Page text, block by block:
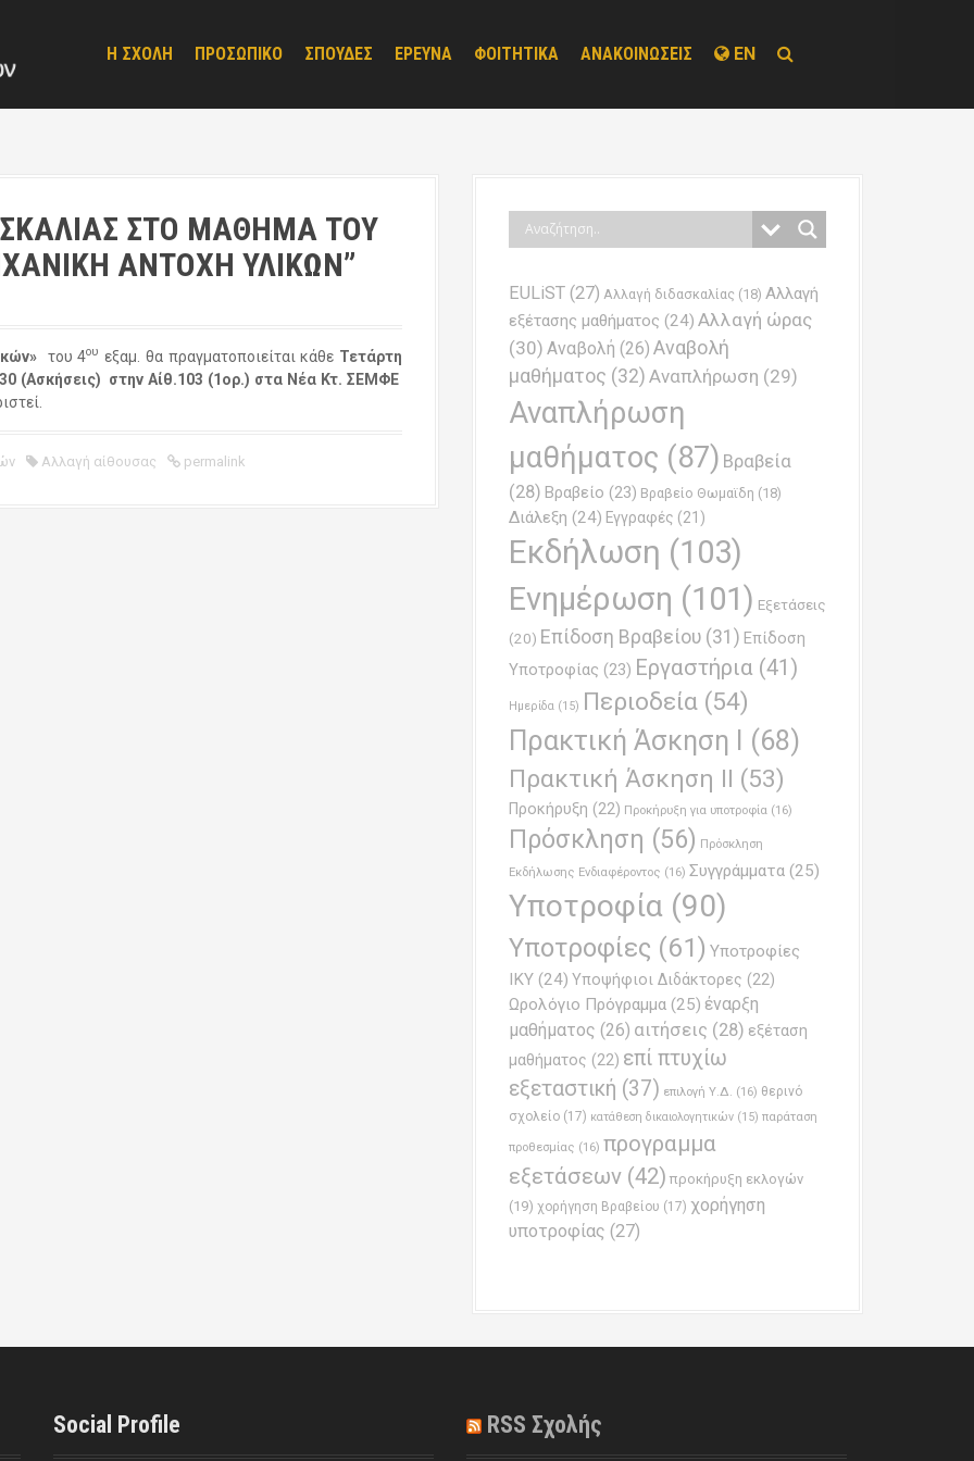
Η ΣΧΟΛΗ ΠΡΟΣΩΠΙΚΟ ΣΠΟΥΔΕΣ ΕΡΕΥΝΑ ΦΟΙΤΗΤΙΚΑ ΑΝΑΚΟΙΝΩΣΕΙΣ EN
ΣΤΟ ΜΑΘΗΜΑ ΤΟΥ
ΑΝΤΟΧΗ ΥΛΙΚΩΝ”
του 4ου εξαμ. θα πραγματοποιείται κάθε Τετάρτη
(Ασκήσεις) στην Αίθ.103 (1ορ.) στα Νέα Κτ. ΣΕΜΦΕ
Αλλαγή αίθουσας permalink
EULiST (27) Αλλαγή διδασκαλίας (18) Αλλαγή
εξέτασης μαθήματος (24) Αλλαγή ώρας
(30) Αναβολή (26) Αναβολή
μαθήματος (32) Αναπλήρωση (29)
Αναπλήρωση
μαθήματος (87) Βραβεία
(28) Βραβείο (23) Βραβείο Θωμαϊδη (18)
Διάλεξη (24) Εγγραφές (21)
Εκδήλωση (103)
Ενημέρωση (101) Εξετάσεις
(20) Επίδοση Βραβείου (31) Επίδοση
Υποτροφίας (23) Εργαστήρια (41)
Ημερίδα (15) Περιοδεία (54)
Πρακτική Άσκηση Ι (68)
Πρακτική Άσκηση ΙΙ (53)
Προκήρυξη (22) Προκήρυξη για υποτροφία (16)
Πρόσκληση (56) Πρόσκληση
Εκδήλωσης Ενδιαφέροντος (16) Συγγράμματα (25)
Υποτροφία (90)
Υποτροφίες (61) Υποτροφίες
ΙΚΥ (24) Υποψήφιοι Διδάκτορες (22)
Ωρολόγιο Πρόγραμμα (25) έναρξη
μαθήματος (26) αιτήσεις (28) εξέταση
μαθήματος (22) επί πτυχίω
εξεταστική (37) επιλογή Υ.Δ. (16) θερινό
σχολείο (17) κατάθεση δικαιολογητικών (15) παράταση
προθεσμίας (16) προγραμμα
εξετάσεων (42) προκήρυξη εκλογών
(19) χορήγηση Βραβείου (17) χορήγηση
υποτροφίας (27)
Social Profile RSS Σχολής